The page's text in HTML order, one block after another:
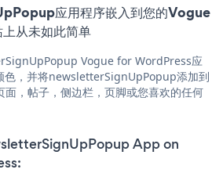
应用程序嵌入到您的Vogue
从未如此简单
Vogue for WordPress应
色，并将newsletterSignUpPopup添加到
，帖子，侧边栏，页脚或您喜欢的任何
App on